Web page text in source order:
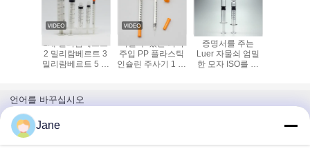
2 밀리람베르트 3
밀리람베르트 5 밀
있는 버릴 수 있는
플라스틱 시린지
주입 PP 플라스틱
인슐린 주사기 1 밀
증명서를 주는
Luer 자물쇠 엄밀
한 모자 ISO를 가
언어를 바꾸십시오
Korean
Jane